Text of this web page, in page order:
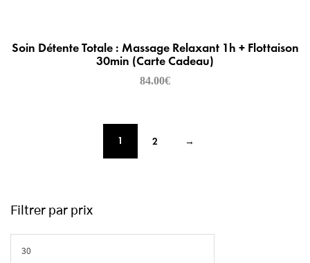
Soin Détente Totale : Massage Relaxant 1h + Flottaison
30min (Carte Cadeau)
84.00€
1 2 →
Filtrer par prix